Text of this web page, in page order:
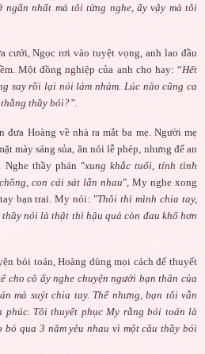
nhất mà tôi từng nghe, ấy vậy mà tôi
cưới, Ngọc rơi vào tuyệt vọng, anh lao đầu
Một đồng nghiệp của anh cho hay: “Hết
say rồi lại nói lảm nhảm. Lúc nào cũng ca
thầy bói?”.
đưa Hoàng về nhà ra mắt ba mẹ. Người mẹ
mày sáng sủa, ăn nói lễ phép, nhưng để an
Nghe thầy phán "xung khắc tuổi, tính tình
con cái sát lẫn nhau", My nghe xong
bạn trai. My nói: "Thôi thì mình chia tay,
nói là thật thì hậu quả còn đau khổ hơn
bói toán, Hoàng dùng mọi cách để thuyết
cho cô ấy nghe chuyện người bạn thân của
mà suýt chia tay. Thế nhưng, bạn tôi vẫn
phúc. Tôi thuyết phục My rằng bói toán là
bỏ qua 3 năm yêu nhau vì một câu thầy bói